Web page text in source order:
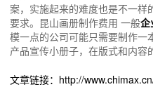
案，实施起来的难度也是不一样
要求。昆山画册制作费用 一般企
模一点的公司可能只需要制作一
产品宣传小册子，在版式和内容
文章链接：http://